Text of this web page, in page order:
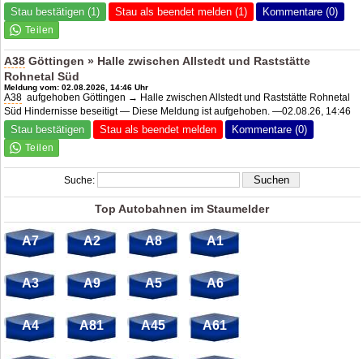
Stau bestätigen (1) Stau als beendet melden (1) Kommentare (0)
A38 Göttingen » Halle zwischen Allstedt und Raststätte
Rohnetal Süd
Meldung vom: 02.08.2026, 14:46 Uhr
A38 aufgehoben Göttingen → Halle zwischen Allstedt und Raststätte Rohnetal
Süd Hindernisse beseitigt — Diese Meldung ist aufgehoben. —02.08.26, 14:46
Stau bestätigen Stau als beendet melden Kommentare (0)
Suche:
Top Autobahnen im Staumelder
A7 A2 A8 A1
A3 A9 A5 A6
A4 A81 A45 A61